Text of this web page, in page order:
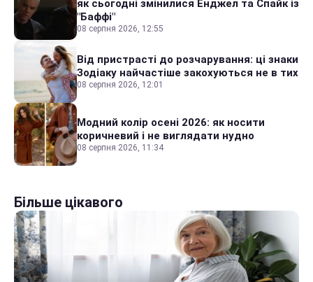
як сьогодні змінилися Енджел та Спайк із
"Баффі"
08 серпня 2026, 12:55
Від пристрасті до розчарування: ці знаки
Зодіаку найчастіше закохуються не в тих
08 серпня 2026, 12:01
Модний колір осені 2026: як носити
коричневий і не виглядати нудно
08 серпня 2026, 11:34
Більше цікавого